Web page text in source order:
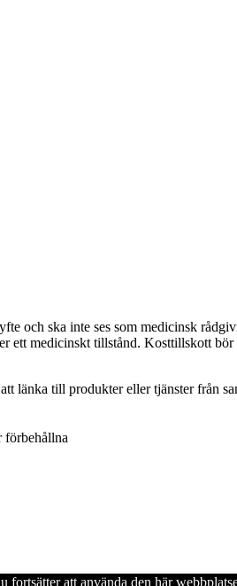
och ska inte ses som medicinsk
medicinskt tillstånd. Kosttillskott
till produkter eller tjänster från
förbehållna
att använda den här